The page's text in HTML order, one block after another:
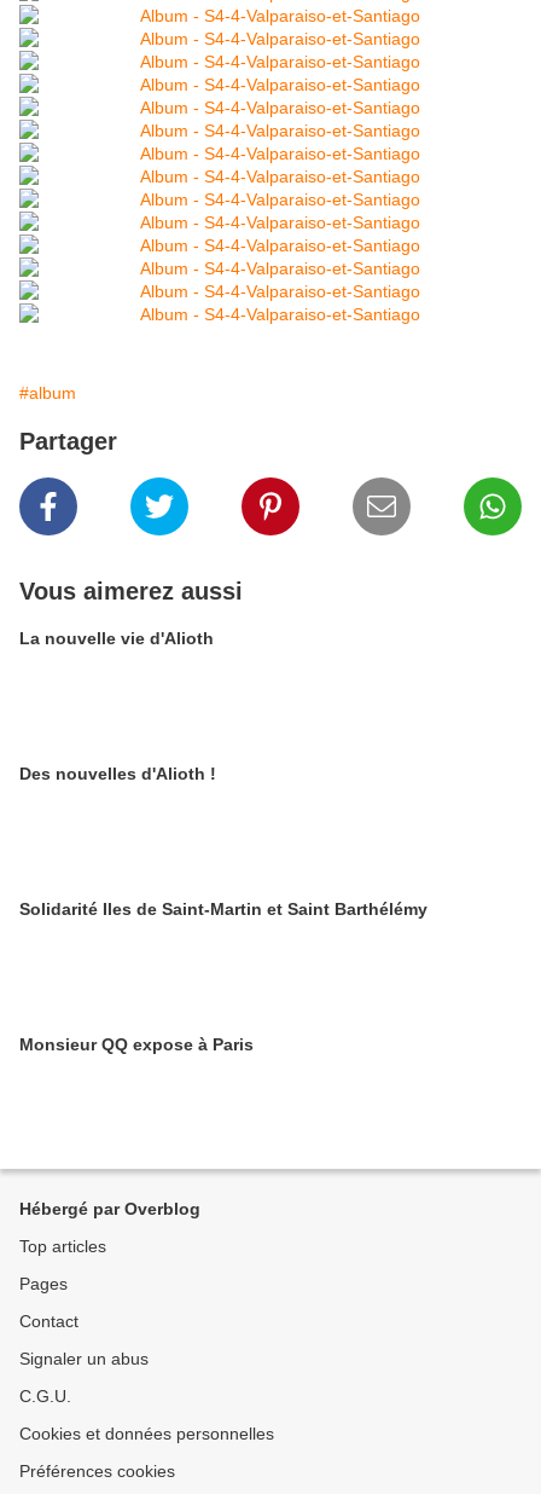
#album
Partager
Vous aimerez aussi
La nouvelle vie d'Alioth
Des nouvelles d'Alioth !
Solidarité Iles de Saint-Martin et Saint Barthélémy
Monsieur QQ expose à Paris
Hébergé par Overblog
Top articles
Pages
Contact
Signaler un abus
C.G.U.
Cookies et données personnelles
Préférences cookies